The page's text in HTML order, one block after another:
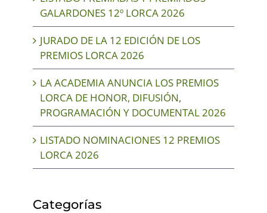
GALARDONES 12º LORCA 2026
JURADO DE LA 12 EDICIÓN DE LOS
PREMIOS LORCA 2026
LA ACADEMIA ANUNCIA LOS PREMIOS
LORCA DE HONOR, DIFUSIÓN,
PROGRAMACIÓN Y DOCUMENTAL 2026
LISTADO NOMINACIONES 12 PREMIOS
LORCA 2026
Categorías